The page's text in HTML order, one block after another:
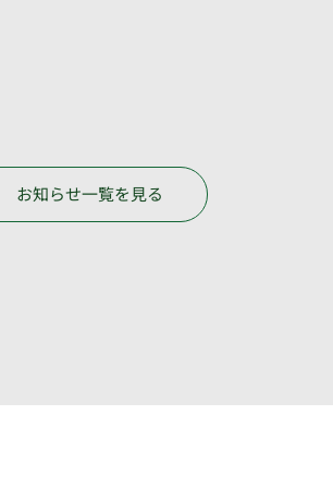
お知らせ一覧を見る